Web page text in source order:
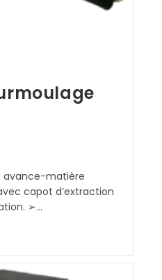
avance-matière
capot d’extraction
➢…